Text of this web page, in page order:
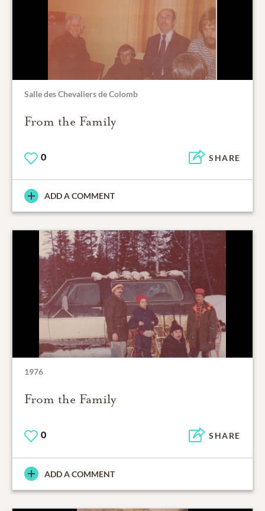
Salle des Chevaliers de Colomb
From the Family
0 SHARE
ADD A COMMENT
1976
From the Family
0 SHARE
ADD A COMMENT